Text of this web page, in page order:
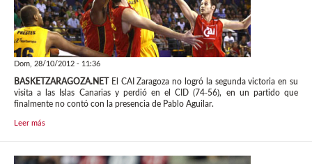
Dom, 28/10/2012 - 11:36
BASKETZARAGOZA.NET El CAI Zaragoza no logró la segunda victoria en su
visita a las Islas Canarias y perdió en el CID (74-56), en un partido que
finalmente no contó con la presencia de Pablo Aguilar.
Leer más